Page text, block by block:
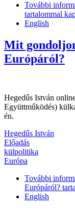
További
tartalommal
English
Mit
Európáról?
Hegedűs István
Együttműködés)
én.
Hegedűs István
Előadás
külpolitika
Európa
További
Európáról?
English